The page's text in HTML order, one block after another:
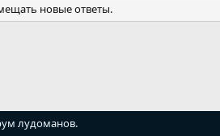
новые ответы.
лудоманов.